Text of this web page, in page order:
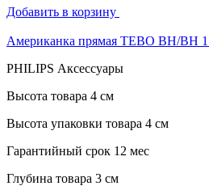
Добавить в корзину
Американка прямая TEBO ВН/ВН
PHILIPS Аксессуары
Высота товара 4 см
Высота упаковки товара 4 см
Гарантийный срок 12 мес
Глубина товара 3 см